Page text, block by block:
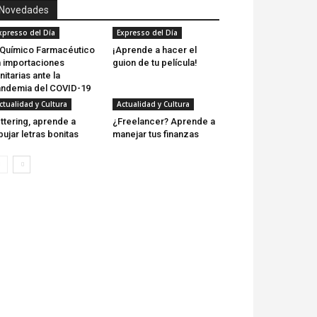
Novedades
del Día
Farmacéutico
importaciones
ante la
del COVID-19
Expresso del Día
¡Aprende a hacer el
guion de tu película!
y Cultura
aprende a
letras bonitas
Actualidad y Cultura
¿Freelancer? Aprende a
manejar tus finanzas